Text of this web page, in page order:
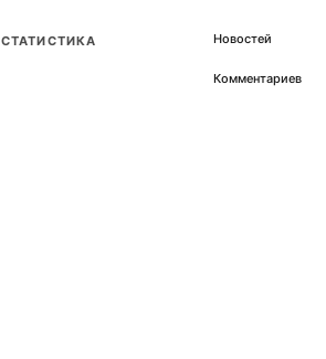
СТАТИСТИКА Новостей
Комментариев